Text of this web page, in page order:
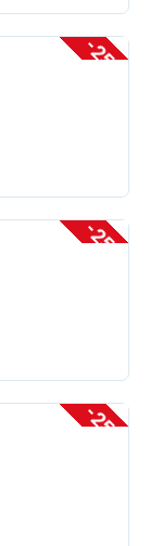
-25 %
-25 %
-25 %